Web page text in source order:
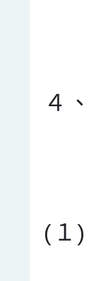
４、
(１)